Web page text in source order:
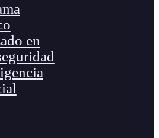
en